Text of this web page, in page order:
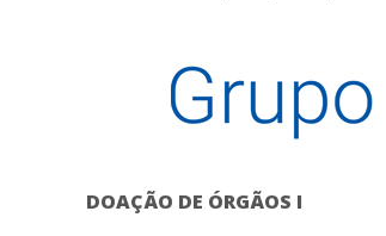
DOAÇÃO DE ÓRGÃOS I